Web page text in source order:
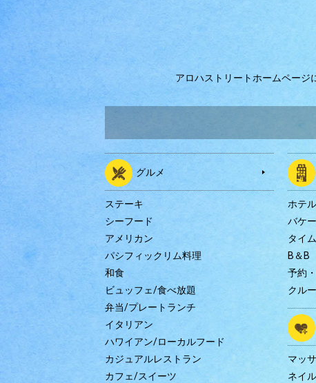
アロハストリートホームページ
グルメ
ステーキ
シーフード
アメリカン
パシフィックリム料理
和食
ビュッフェ/食べ放題
弁当/プレートランチ
イタリアン
ハワイアン/ローカルフード
カジュアルレストラン
カフェ/スイーツ
ホテ
バケ
タイ
B＆B
予約
クル
マッ
ネイ